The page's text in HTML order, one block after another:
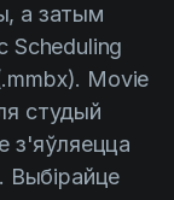
а затым
Scheduling
Movie
студый
з'яўляецца
Выбірайце